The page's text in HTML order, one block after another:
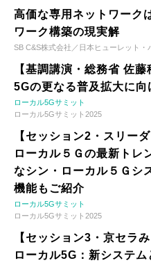
高価な専用ネットワーク
ワーク構築の現実解
SB C&S株式会社／日本ヒューレット・
【基調講演・総務省 佐
5Gの更なる普及拡大に向
ローカル5Gサミット
ローカル5Gサミット2025
【セッション2・スリー
ローカル５Ｇの最新ト
なシン・ローカル５Ｇシ
機能もご紹介
ローカル5Gサミット
ローカル5Gサミット2025
【セッション3・京セラ
ローカル5G：新システ